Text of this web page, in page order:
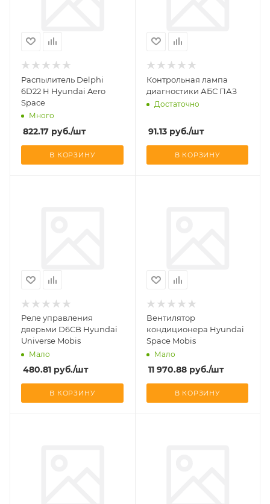
Распылитель Delphi
6D22 H Hyundai Aero
Space
Много
822.17 руб./шт
В КОРЗИНУ
Контрольная лампа
диагностики АБС ПАЗ
Достаточно
91.13руб./шт
В КОРЗИНУ
Реле управления
дверьми D6CB Hyundai
Universe Mobis
Мало
480.81 руб./шт
В КОРЗИНУ
Вентилятор
кондиционера Hyundai
Space Mobis
Мало
11 970.88руб./шт
В КОРЗИНУ